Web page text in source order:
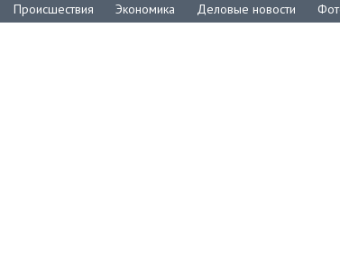
Происшествия Экономика Деловые новости